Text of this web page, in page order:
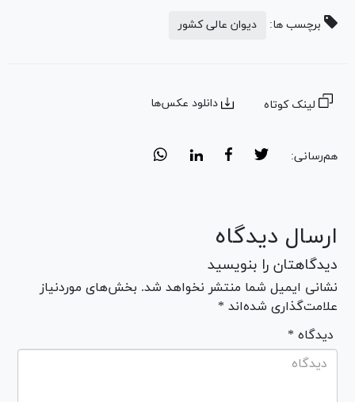
برچسب ها: دیوان عالی کشور
لینک کوتاه دانلود عکس‌ها
هم‌رسانی:
ارسال دیدگاه
دیدگاهتان را بنویسید
نشانی ایمیل شما منتشر نخواهد شد. بخش‌های موردنیاز
علامت‌گذاری شده‌اند *
* دیدگاه